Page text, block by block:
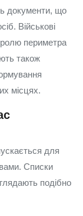
документи, що
Військові
периметра
також
місцях.
для
Списки
подібно